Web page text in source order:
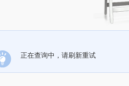
正在查询中，请刷新重试